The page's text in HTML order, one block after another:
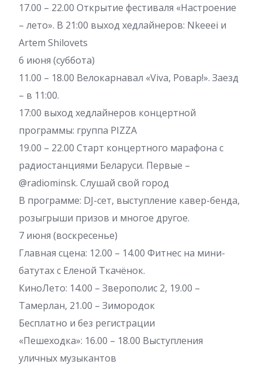
17.00 – 22.00 Открытие фестиваля «Настроение
– лето». В 21:00 выход хедлайнеров: Nkeeei и
Artem Shilovets
6 июня (суббота)
11.00 – 18.00 Велокарнавал «Viva, Ровар!». Заезд
– в 11:00.
17:00 выход хедлайнеров концертной
программы: группа PIZZA
19.00 – 22.00 Старт концертного марафона с
радиостанциями Беларуси. Первые –
@radiominsk. Слушай свой город
В программе: DJ-сет, выступление кавер-бенда,
розыгрыши призов и многое другое.
7 июня (воскресенье)
Главная сцена: 12.00 – 14.00 Фитнес на мини-
батутах с Еленой Ткачёнок.
КиноЛето: 14.00 – Зверополис 2, 19.00 –
Тамерлан, 21.00 – Зимородок
Бесплатно и без регистрации
«Пешеходка»: 16.00 – 18.00 Выступления
уличных музыкантов